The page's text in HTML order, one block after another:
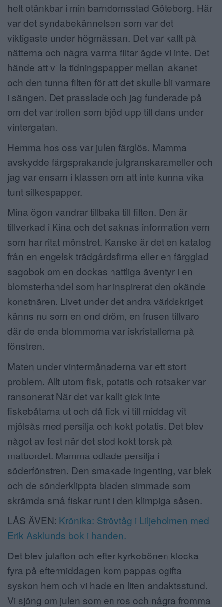
helt otänkbar i min barndomsstad Göteborg. Här
var det syndabekännelsen som var det
viktigaste under högmässan. Det var kallt på
nätterna och några varma filtar ägde vi inte. Det
hände att vi la tidningspapper mellan lakanet
och den tunna filten för att det skulle bli varmare
i sängen. Det prasslade och jag funderade på
om det var trollen som bjöd upp till dans under
vintergatan.
Hemma hos oss var julen färglös. Mamma
avskydde färgsprakande julgranskarameller och
jag var ensam i klassen om att inte kunna vika
tunt silkespapper.
Mina ögon vandrar tillbaka till filten. Den är
tillverkad i Kina och det saknas information vem
som har ritat mönstret. Kanske är det en katalog
från en engelsk trädgårdsfirma eller en färgglad
sagobok om en dockas nattliga äventyr i en
blomsterhandel som har inspirerat den okände
konstnären. Livet under det andra världskriget
känns nu som en ond dröm, en frusen tillvaro
där de enda blommorna var iskristallerna på
fönstren.
Maten under vintermånaderna var ett stort
problem. Allt utom fisk, potatis och rotsaker var
ransonerat När det var kallt gick inte
fiskebåtarna ut och då fick vi till middag vit
mjölsås med persilja och kokt potatis. Det blev
något av fest när det stod kokt torsk på
matbordet. Mamma odlade persilja i
söderfönstren. Den smakade ingenting, var blek
och de sönderklippta bladen simmade som
skrämda små fiskar runt i den klimpiga såsen.
LÄS ÄVEN: Krönika: Strövtåg i Liljeholmen med
Erik Asklunds bok i handen.
Det blev julafton och efter kyrkobönen klocka
fyra på eftermiddagen kom pappas ogifta
syskon hem och vi hade en liten andaktsstund.
Vi sjöng om julen som en ros och några fromma